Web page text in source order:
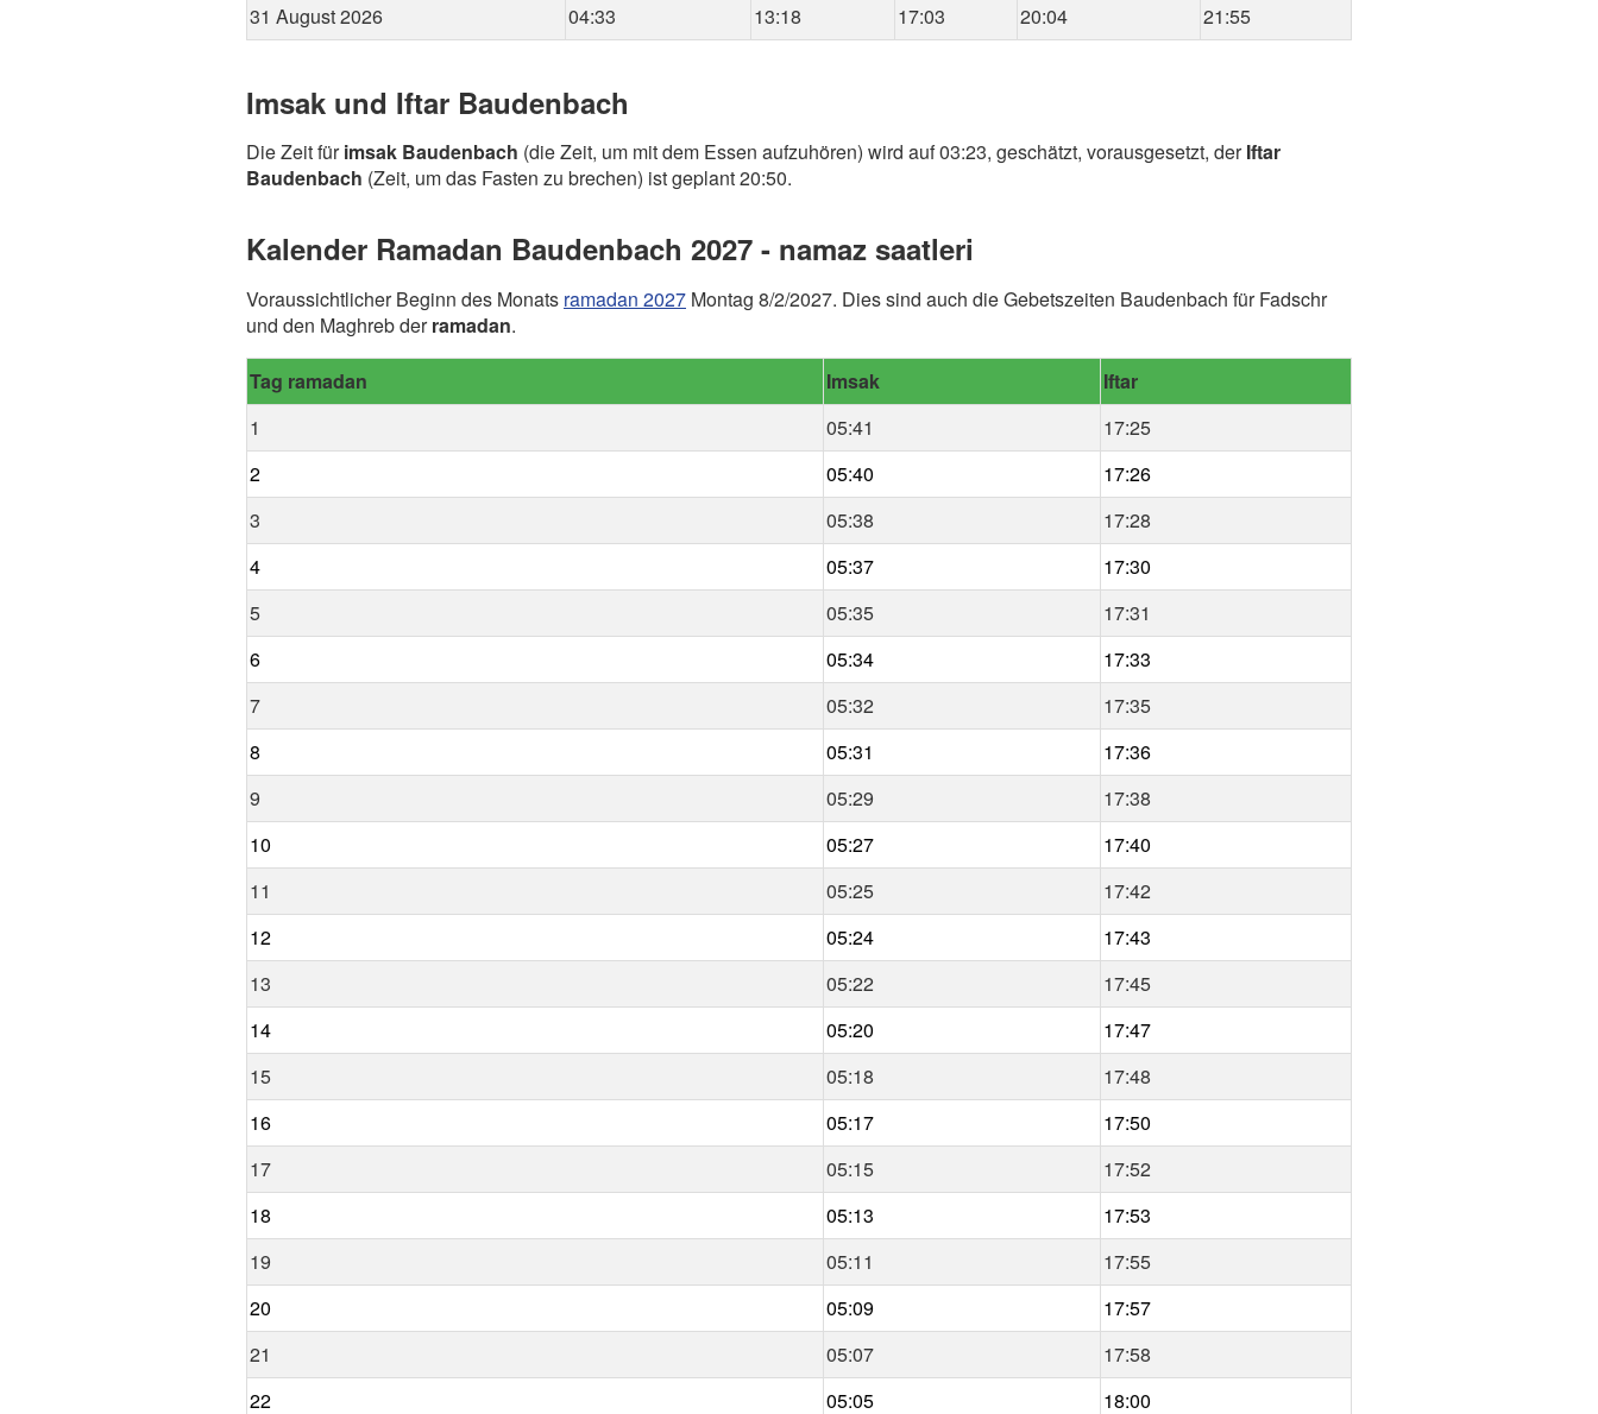
31 August 2026
04:33 13:18 17:03 20:04 21:55
Imsak und Iftar Baudenbach
Die Zeit fürimsak Baudenbach (die Zeit, um mit dem Essen aufzuhören) wird auf 03:23, geschätzt, vorausgesetzt, derIftar
Baudenbach (Zeit, um das Fasten zu brechen) ist geplant 20:50.
Kalender Ramadan Baudenbach 2027 - namaz saatleri
Voraussichtlicher Beginn des Monats ramadan 2027 Montag 8/2/2027. Dies sind auch die Gebetszeiten Baudenbach für Fadschr
und den Maghreb derramadan.
Tag ramadan Imsak
Iftar
1
05:41
17:25
2
05:40
17:26
3
05:38
17:28
4
05:37
17:30
5
05:35
17:31
6
05:34
17:33
7
05:32
17:35
8
05:31
17:36
9
05:29
17:38
10
05:27
17:40
11
05:25
17:42
12
05:24
17:43
13
05:22
17:45
14
05:20
17:47
15
05:18
17:48
16
05:17
17:50
17
05:15
17:52
18
05:13
17:53
19
05:11
17:55
20
05:09
17:57
21
05:07
17:58
22
05:05 18:00